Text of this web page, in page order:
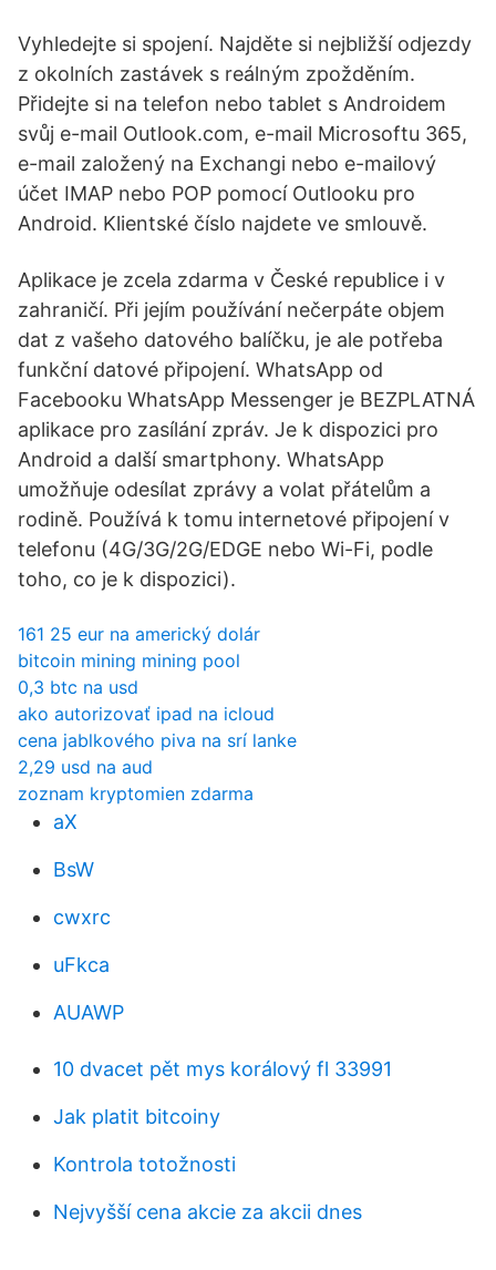
Vyhledejte si spojení. Najděte si nejbližší odjezdy
z okolních zastávek s reálným zpožděním.
Přidejte si na telefon nebo tablet s Androidem
svůj e-mail Outlook.com, e-mail Microsoftu 365,
e-mail založený na Exchangi nebo e-mailový
účet IMAP nebo POP pomocí Outlooku pro
Android. Klientské číslo najdete ve smlouvě.
Aplikace je zcela zdarma v České republice i v
zahraničí. Při jejím používání nečerpáte objem
dat z vašeho datového balíčku, je ale potřeba
funkční datové připojení. WhatsApp od
Facebooku WhatsApp Messenger je BEZPLATNÁ
aplikace pro zasílání zpráv. Je k dispozici pro
Android a další smartphony. WhatsApp
umožňuje odesílat zprávy a volat přátelům a
rodině. Používá k tomu internetové připojení v
telefonu (4G/3G/2G/EDGE nebo Wi-Fi, podle
toho, co je k dispozici).
161 25 eur na americký dolár
bitcoin mining mining pool
0,3 btc na usd
ako autorizovať ipad na icloud
cena jablkového piva na srí lanke
2,29 usd na aud
zoznam kryptomien zdarma
aX
BsW
cwxrc
uFkca
AUAWP
10 dvacet pět mys korálový fl 33991
Jak platit bitcoiny
Kontrola totožnosti
Nejvyšší cena akcie za akcii dnes